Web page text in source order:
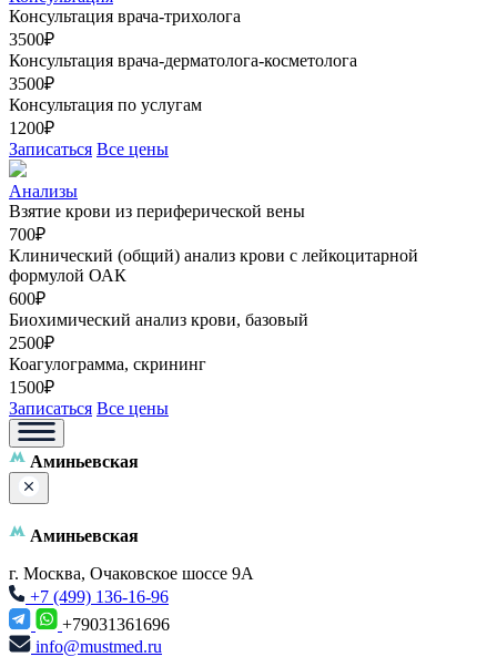
Консультация врача-трихолога
3500₽
Консультация врача-дерматолога-косметолога
3500₽
Консультация по услугам
1200₽
Записаться Все цены
Анализы
Взятие крови из периферической вены
700₽
Клинический (общий) анализ крови с лейкоцитарной
формулой ОАК
600₽
Биохимический анализ крови, базовый
2500₽
Коагулограмма, скрининг
1500₽
Записаться Все цены
Аминьевская
Аминьевская
г. Москва, Очаковское шоссе 9А
+7 (499) 136-16-96
+79031361696
info@mustmed.ru